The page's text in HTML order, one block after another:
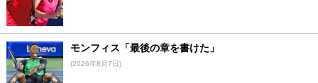
モンフィス「最後の章を書けた」
(2026年8月7日)